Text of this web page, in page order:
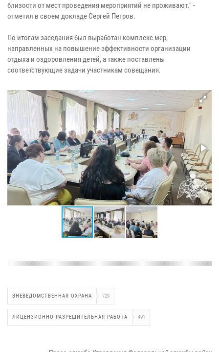
близости от мест проведения мероприятий не проживают." -
отметил в своем докладе Сергей Петров.
По итогам заседания был выработан комплекс мер,
направленных на повышение эффективности организации
отдыха и оздоровления детей, а также поставлены
соответствующие задачи участникам совещания.
ВНЕВЕДОМСТВЕННАЯ ОХРАНА 729
ЛИЦЕНЗИОННО-РАЗРЕШИТЕЛЬНАЯ РАБОТА 491